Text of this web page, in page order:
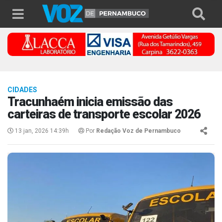
CIDADES
Tracunhaém inicia emissão das
carteiras de transporte escolar 2026
13 jan, 2026 14:39h Por Redação Voz de Pernambuco